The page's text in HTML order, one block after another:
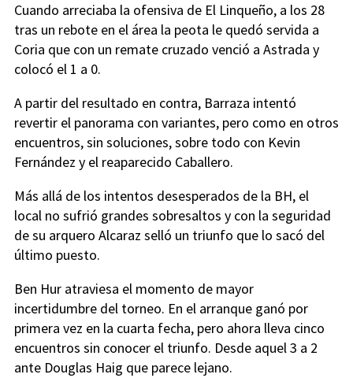
Cuando arreciaba la ofensiva de El Linqueño, a los 28
tras un rebote en el área la peota le quedó servida a
Coria que con un remate cruzado venció a Astrada y
colocó el 1 a 0.
A partir del resultado en contra, Barraza intentó
revertir el panorama con variantes, pero como en otros
encuentros, sin soluciones, sobre todo con Kevin
Fernández y el reaparecido Caballero.
Más allá de los intentos desesperados de la BH, el
local no sufrió grandes sobresaltos y con la seguridad
de su arquero Alcaraz selló un triunfo que lo sacó del
último puesto.
Ben Hur atraviesa el momento de mayor
incertidumbre del torneo. En el arranque ganó por
primera vez en la cuarta fecha, pero ahora lleva cinco
encuentros sin conocer el triunfo. Desde aquel 3 a 2
ante Douglas Haig que parece lejano.